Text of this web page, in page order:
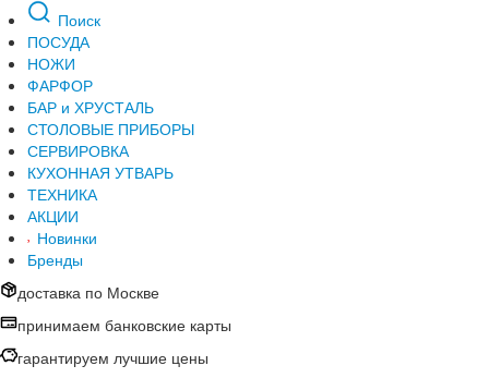
Поиск
ПОСУДА
НОЖИ
ФАРФОР
БАР и ХРУСТАЛЬ
СТОЛОВЫЕ ПРИБОРЫ
СЕРВИРОВКА
КУХОННАЯ УТВАРЬ
ТЕХНИКА
АКЦИИ
Новинки
Бренды
доставка по Москве
принимаем банковские карты
гарантируем лучшие цены